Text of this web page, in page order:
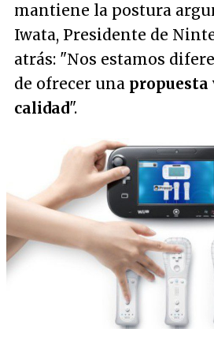
mantiene la postura
Iwata, Presidente de
atrás: "Nos estamos
de ofrecer una propuesta
calidad".